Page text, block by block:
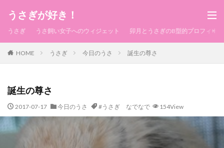
うさぎが好き！
うさぎ うさ飼い女子へのウィジェット 卯月とうさぎのB型的プロフィール
HOME うさぎ 今日のうさ 誕生の尊さ
誕生の尊さ
2017-07-17 今日のうさ #うさぎ なでなで 154View